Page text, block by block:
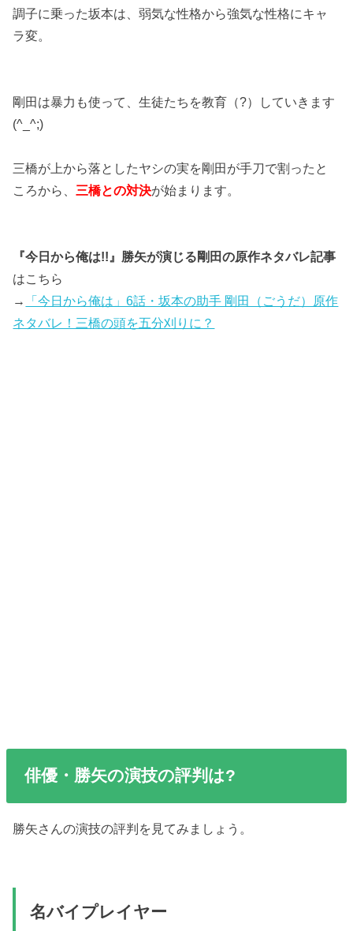
調子に乗った坂本は、弱気な性格から強気な性格にキャ
ラ変。
剛田は暴力も使って、生徒たちを教育（?）していきます
(^_^;)
三橋が上から落としたヤシの実を剛田が手刀で割ったと
ころから、 三橋との対決が始まります。
『今日から俺は!!』勝矢が演じる剛田の原作ネタバレ記事
はこちら
→
「今日から俺は」6話・坂本の助手 剛田（ごうだ）原作
ネタバレ！三橋の頭を五分刈りに？
俳優・勝矢の演技の評判は?
勝矢さんの演技の評判を見てみましょう。
名バイプレイヤー